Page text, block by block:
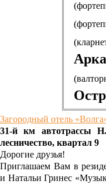
Загородный отель
31-й км автотрассы
лесничество, квартал 9
Дорогие друзья!
Приглашаем Вам в
и Натальи Гринес